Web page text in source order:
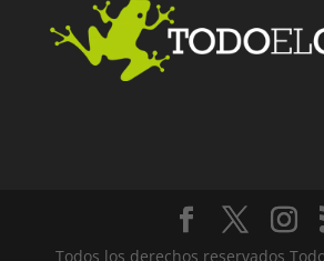
Todos los derechos reservados
Facebook